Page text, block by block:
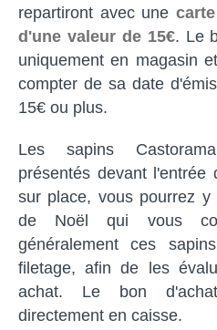
repartiront avec une
d'une valeur de 15€. Le
uniquement en magasin
compter de sa date
15€ ou plus.
Les sapins
présentés devant l'entrée
sur place, vous pourrez y
de Noël qui vous
généralement ces
filetage, afin de les
achat. Le bon
directement en caisse.